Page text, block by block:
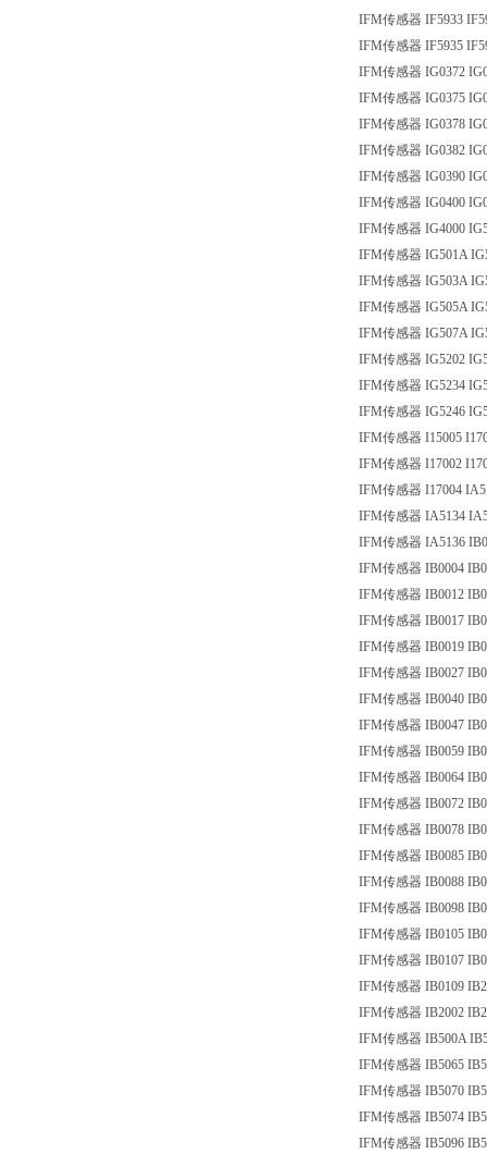
IFM传感器 IF5933
IFM传感器 IF5935
IFM传感器 IG0372
IFM传感器 IG0375
IFM传感器 IG0378
IFM传感器 IG0382
IFM传感器 IG0390
IFM传感器 IG0400
IFM传感器 IG4000
IFM传感器 IG501A
IFM传感器 IG503A
IFM传感器 IG505A
IFM传感器 IG507A
IFM传感器 IG5202
IFM传感器 IG5234
IFM传感器 IG5246
IFM传感器 I15005
IFM传感器 I17002
IFM传感器 I17004
IFM传感器 IA5134
IFM传感器 IA5136
IFM传感器 IB0004
IFM传感器 IB0012
IFM传感器 IB0017
IFM传感器 IB0019
IFM传感器 IB0027
IFM传感器 IB0040
IFM传感器 IB0047
IFM传感器 IB0059
IFM传感器 IB0064
IFM传感器 IB0072
IFM传感器 IB0078
IFM传感器 IB0085
IFM传感器 IB0088
IFM传感器 IB0098
IFM传感器 IB0105
IFM传感器 IB0107
IFM传感器 IB0109
IFM传感器 IB2002
IFM传感器 IB500A
IFM传感器 IB5065
IFM传感器 IB5070
IFM传感器 IB5074
IFM传感器 IB5096